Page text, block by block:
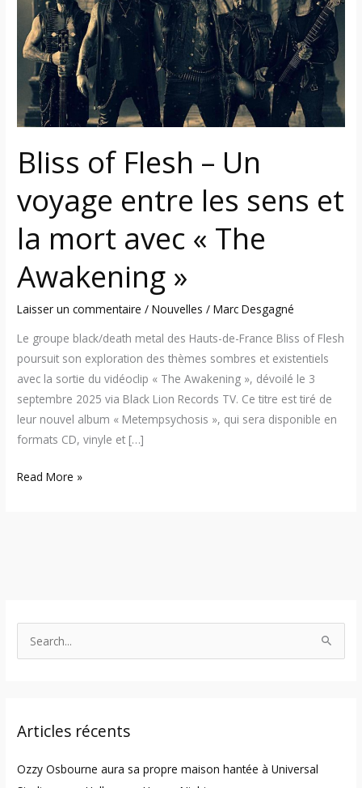
Bliss of Flesh – Un
voyage entre les sens et
la mort avec « The
Awakening »
Laisser un commentaire /Nouvelles /Marc Desgagné
Le groupe black/death metal des Hauts-de-France Bliss of Flesh
poursuit son exploration des thèmes sombres et existentiels
avec la sortie du vidéoclip « The Awakening », dévoilé le 3
septembre 2025 via Black Lion Records TV. Ce titre est tiré de
leur nouvel album « Metempsychosis », qui sera disponible en
formats CD, vinyle et […]
voyage
entre
les
sens
et
mort
«
The
Awakening
Read More »
c
f
Articles récents
Ozzy Osbourne aura sa propre maison hantée à Universal